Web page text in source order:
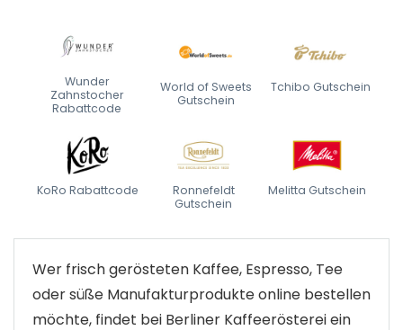
Wunder
Zahnstocher
Rabattcode
World of Sweets
Gutschein
Tchibo Gutschein
KoRo Rabattcode
Ronnefeldt
Gutschein
Melitta Gutschein
Wer frisch gerösteten Kaffee, Espresso, Tee
oder süße Manufakturprodukte online bestellen
möchte, findet bei Berliner Kaffeerösterei ein